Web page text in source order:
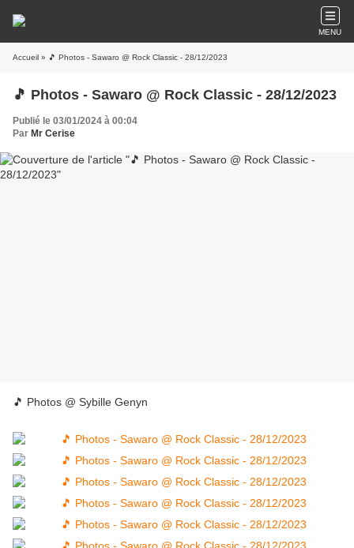
MENU
Accueil » 🎵 Photos - Sawaro @ Rock Classic - 28/12/2023
🎵 Photos - Sawaro @ Rock Classic - 28/12/2023
Publié le 03/01/2024 à 00:04
Par Mr Cerise
🎵 Photos @ Sybille Genyn